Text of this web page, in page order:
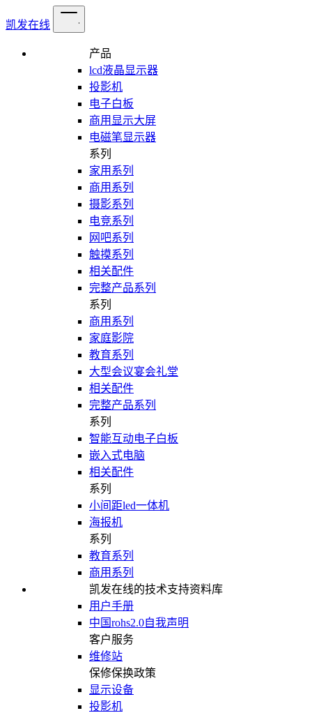
凯发在线
产品
lcd液晶显示器
投影机
电子白板
商用显示大屏
电磁笔显示器
系列
家用系列
商用系列
摄影系列
电竞系列
网吧系列
触摸系列
相关配件
完整产品系列
系列
商用系列
家庭影院
教育系列
大型会议宴会礼堂
相关配件
完整产品系列
系列
智能互动电子白板
嵌入式电脑
相关配件
系列
小间距led一体机
海报机
系列
教育系列
商用系列
凯发在线的技术支持资料库
用户手册
中国rohs2.0自我声明
客户服务
维修站
保修保换政策
显示设备
投影机